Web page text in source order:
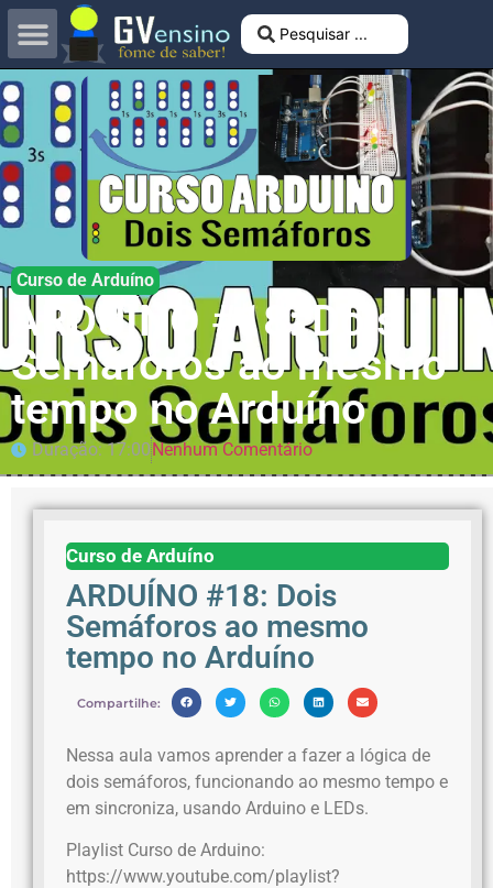
Curso de Arduíno
ARDUÍNO #18: Dois
Semáforos ao mesmo
tempo no Arduíno
Duração: 17:00Nenhum Comentário
Curso de Arduíno
ARDUÍNO #18: Dois
Semáforos ao mesmo
tempo no Arduíno
Compartilhe:
Nessa aula vamos aprender a fazer a lógica de
dois semáforos, funcionando ao mesmo tempo e
em sincroniza, usando Arduino e LEDs.
Playlist Curso de Arduino:
https://www.youtube.com/playlist?